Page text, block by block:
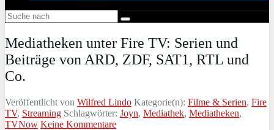
Mediatheken unter Fire TV: Serien und
Beiträge von ARD, ZDF, SAT1, RTL und
Co.
Veröffentlicht von Wilfred Lindo Kategorie(n): Filme & Serien, Fire
TV, Streaming Schlagwörter: Joyn, Mediathek, Mediatheken,
TVNow Keine Kommentare